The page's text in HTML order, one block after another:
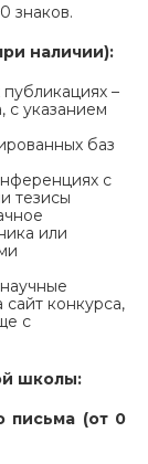
знаков.
наличии):
–
с указанием
баз
с
тезисы
или
конкурса,
с
школы:
письма (от 0